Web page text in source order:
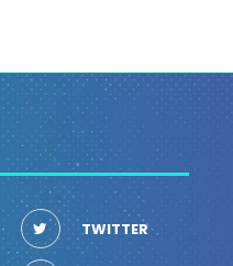
TWITTER